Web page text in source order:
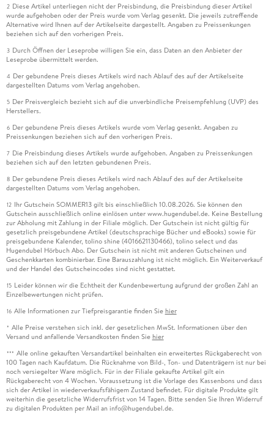
2 Diese Artikel unterliegen nicht der Preisbindung, die Preisbindung dieser Artikel
wurde aufgehoben oder der Preis wurde vom Verlag gesenkt. Die jeweils zutreffende
Alternative wird Ihnen auf der Artikelseite dargestellt. Angaben zu Preissenkungen
beziehen sich auf den vorherigen Preis.
3 Durch Öffnen der Leseprobe willigen Sie ein, dass Daten an den Anbieter der
Leseprobe übermittelt werden.
4 Der gebundene Preis dieses Artikels wird nach Ablauf des auf der Artikelseite
dargestellten Datums vom Verlag angehoben.
5 Der Preisvergleich bezieht sich auf die unverbindliche Preisempfehlung (UVP) des
Herstellers.
6 Der gebundene Preis dieses Artikels wurde vom Verlag gesenkt. Angaben zu
Preissenkungen beziehen sich auf den vorherigen Preis.
7 Die Preisbindung dieses Artikels wurde aufgehoben. Angaben zu Preissenkungen
beziehen sich auf den letzten gebundenen Preis.
8 Der gebundene Preis dieses Artikels wird nach Ablauf des auf der Artikelseite
dargestellten Datums vom Verlag angehoben.
12 Ihr Gutschein SOMMER13 gilt bis einschließlich 10.08.2026. Sie können den
Gutschein ausschließlich online einlösen unter www.hugendubel.de. Keine Bestellung
zur Abholung mit Zahlung in der Filiale möglich. Der Gutschein ist nicht gültig für
gesetzlich preisgebundene Artikel (deutschsprachige Bücher und eBooks) sowie für
preisgebundene Kalender, tolino shine (4016621130466), tolino select und das
Hugendubel Hörbuch Abo. Der Gutschein ist nicht mit anderen Gutscheinen und
Geschenkkarten kombinierbar. Eine Barauszahlung ist nicht möglich. Ein Weiterverkauf
und der Handel des Gutscheincodes sind nicht gestattet.
15 Leider können wir die Echtheit der Kundenbewertung aufgrund der großen Zahl an
Einzelbewertungen nicht prüfen.
16 Alle Informationen zur Tiefpreisgarantie finden Sie hier
* Alle Preise verstehen sich inkl. der gesetzlichen MwSt. Informationen über den
Versand und anfallende Versandkosten finden Sie hier
*** Alle online gekauften Versandartikel beinhalten ein erweitertes Rückgaberecht von
100 Tagen nach Kaufdatum. Die Rücknahme von Bild-, Ton- und Datenträgern ist nur bei
noch versiegelter Ware möglich. Für in der Filiale gekaufte Artikel gilt ein
Rückgaberecht von 4 Wochen. Voraussetzung ist die Vorlage des Kassenbons und dass
sich der Artikel in wiederverkaufsfähigem Zustand befindet. Für digitale Produkte gilt
weiterhin die gesetzliche Widerrufsfrist von 14 Tagen. Bitte senden Sie Ihren Widerruf
zu digitalen Produkten per Mail an info@hugendubel.de.